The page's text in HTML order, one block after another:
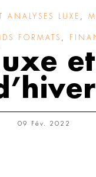
ANALYSES LUXE
FORMATS
09 Fév. 2022